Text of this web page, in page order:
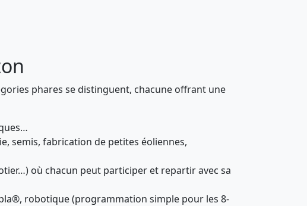
phares se distinguent, chacune offrant une
semis, fabrication de petites éoliennes,
où chacun peut participer et repartir avec sa
robotique (programmation simple pour les 8-